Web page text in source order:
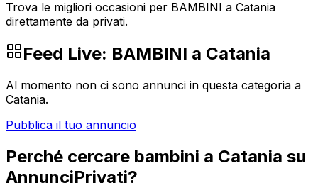
Trova le migliori occasioni per BAMBINI a Catania
direttamente da privati.
Feed Live: BAMBINI a Catania
Al momento non ci sono annunci in questa categoria a
Catania.
Pubblica il tuo annuncio
Perché cercare bambini a Catania su
AnnunciPrivati?